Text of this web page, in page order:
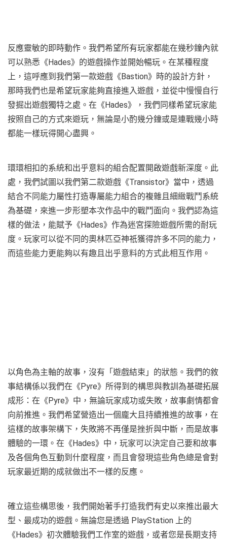
反應靈敏的即時動作。我們希望所有玩家都能在幾秒鐘內就
可以熟悉《Hades》的遊戲操作並開始暢玩。在某種程度
上，這呼應到我們第一款遊戲《Bastion》時的設計方針，
那時我們也是希望玩家能夠直接進入遊戲，並從中慢慢自行
發掘出遊戲獨特之處。在《Hades》，我們同樣希望玩家能
按照自己的方式來遊玩，無論是小酌幾分鐘或是連戰幾小時
都能一樣玩得開心盡興。
環環相扣的系統和出乎意料的組合配置開啟遊戲新深度。此
處，我們試圖以我們第二款遊戲《Transistor》當中，透過
結合不同能力屬性打造專屬能力組合的複雜且細緻戰鬥系統
為基礎，來進一步形塑本次作品中的戰鬥面向。我們認為這
樣的做法，能賦予《Hades》作為迷宮探險遊戲所需的耐玩
度。玩家可以從不同的奧林匹亞神祇獲得許多不同的能力，
而這些能力更能夠以有趣且出乎意料的方式此相互作用。
以角色為主軸的故事，沒有「遊戲結束」的狀態。我們的敘
事結構係以我們在《Pyre》所得到的構思與教訓為基礎拓展
成形：在《Pyre》中，無論玩家成功或失敗，故事劇情都會
向前推進。我們希望營造出一個龐大且持續推進的故事，在
這樣的故事架構下，失敗將不再僅是挫折與中斷，而是故事
體驗的一環。在《Hades》中，玩家可以決定自己要和故事
及各個角色互動到什麼程度，而且會發現這些角色總是會對
玩家最近期的成就做出不一樣的反應。
確立這些構思後，我們開始著手打造我們有史以來推出最大
型、最成功的遊戲。無論您是透過 PlayStation 上的
《Hades》初次體驗我們工作室的遊戲，或者您是長期支持